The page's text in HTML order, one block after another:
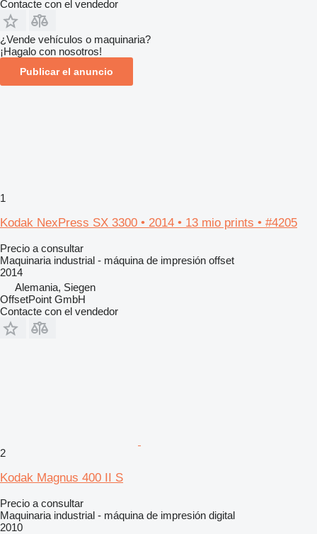
Contacte con el vendedor
¿Vende vehículos o maquinaria?
¡Hagalo con nosotros!
Publicar el anuncio
1
Kodak NexPress SX 3300 • 2014 • 13 mio prints • #4205
Precio a consultar
Maquinaria industrial - máquina de impresión offset
2014
Alemania, Siegen
OffsetPoint GmbH
Contacte con el vendedor
2
Kodak Magnus 400 II S
Precio a consultar
Maquinaria industrial - máquina de impresión digital
2010